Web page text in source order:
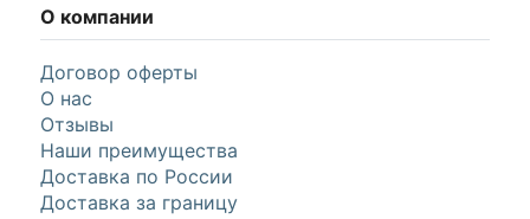
О компании
Договор оферты
О нас
Отзывы
Наши преимущества
Доставка по России
Доставка за границу